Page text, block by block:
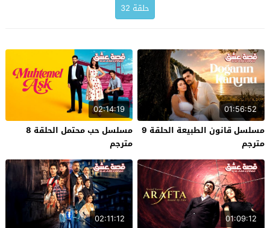
حلقة 32
01:56:52
مسلسل قانون الطبيعة الحلقة 9
مترجم
02:14:19
مسلسل حب محتمل الحلقة 8
مترجم
01:09:12
02:11:12